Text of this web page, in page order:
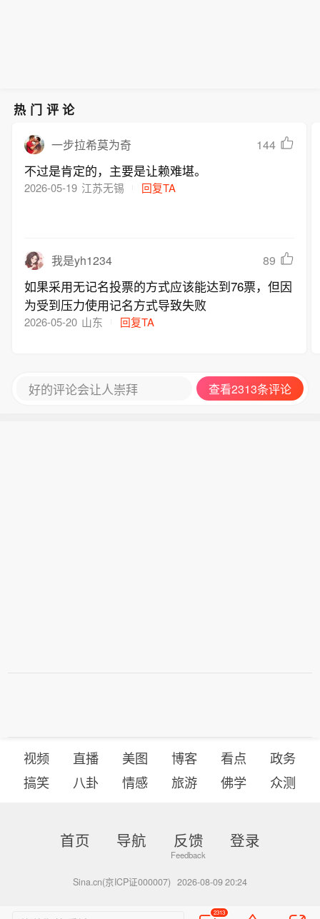
热门评论
一步拉希莫为奇 144
不过是肯定的，主要是让赖难堪。
2026-05-19 江苏无锡 回复TA
我是yh1234 89
如果采用无记名投票的方式应该能达到76票，但因
为受到压力使用记名方式导致失败
2026-05-20 山东 回复TA
好的评论会让人崇拜 查看2313条评论
视频 直播 美图 博客 看点
政务
搞笑
八卦 情感 旅游 佛学 众测
首页 导航 反馈 登录
Sina.cn(京ICP证000007) 2026-08-09 20:24
2313